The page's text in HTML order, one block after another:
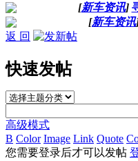
[新车资讯]
[新车资讯
返 回
快速发帖
高级模式
B Color Image Link Quote
您需要登录后才可以发帖